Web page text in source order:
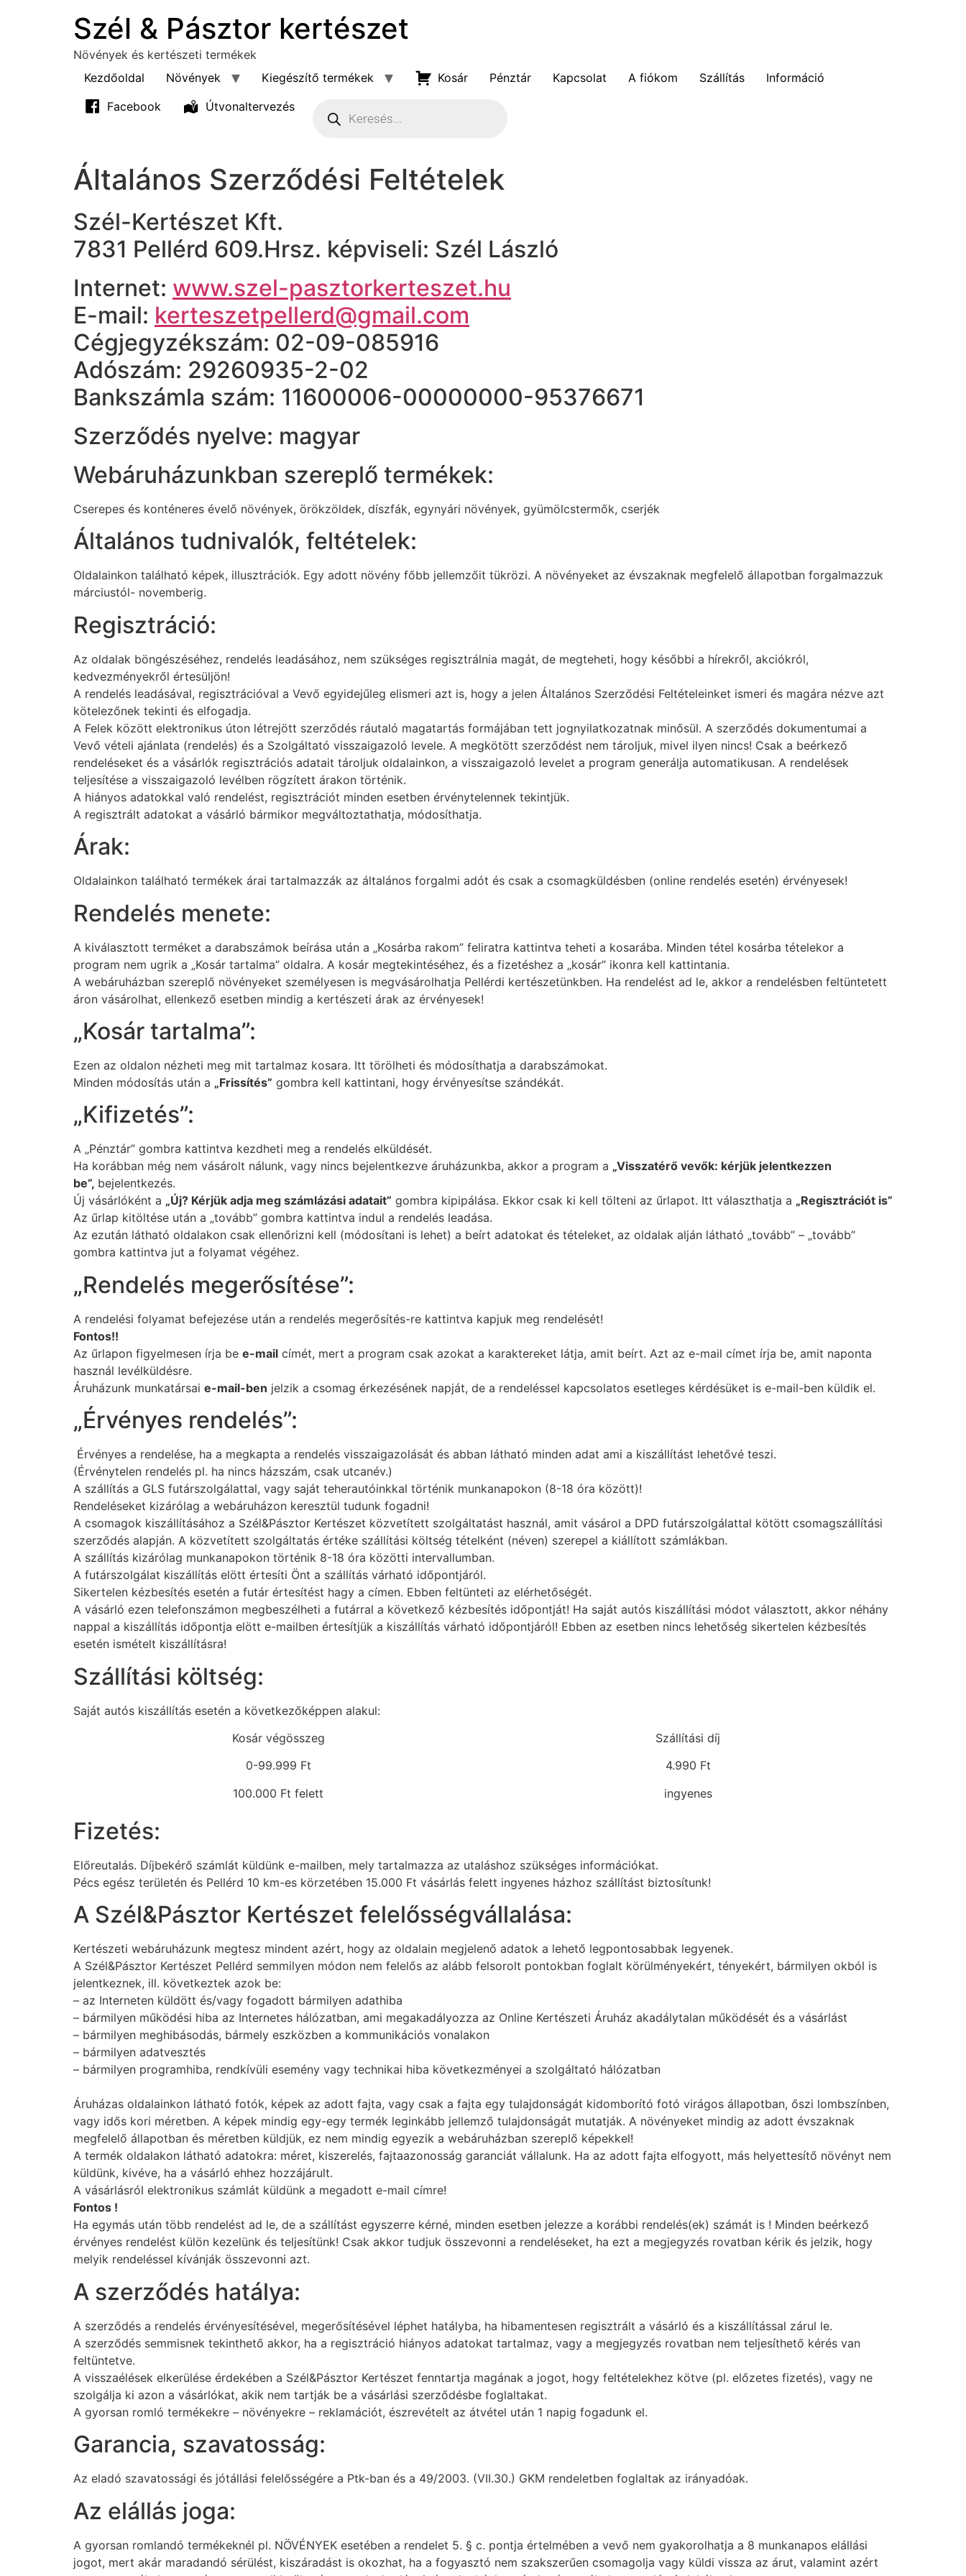
Szél & Pásztor kertészet
Növények és kertészeti termékek
Kezdőoldal
Növények Kiegészítő termékek Kosár Pénztár Kapcsolat A fiókom Szállítás
Információ
Facebook
Útvonaltervezés
Általános Szerződési Feltételek
Szél-Kertészet Kft.
7831 Pellérd 609.Hrsz. képviseli: Szél László
Internet: www.szel-pasztorkerteszet.hu
E-mail: kerteszetpellerd@gmail.com
Cégjegyzékszám: 02-09-085916
Adószám: 29260935-2-02
Bankszámla szám: 11600006-00000000-95376671
Szerződés nyelve: magyar
Webáruházunkban szereplő termékek:
Cserepes és konténeres évelő növények, örökzöldek, díszfák, egynyári növények, gyümölcstermők, cserjék
Általános tudnivalók, feltételek:
Oldalainkon található képek, illusztrációk. Egy adott növény főbb jellemzőit tükrözi. A növényeket az évszaknak megfelelő állapotban forgalmazzuk
márciustól- novemberig.
Regisztráció:
Az oldalak böngészéséhez, rendelés leadásához, nem szükséges regisztrálnia magát, de megteheti, hogy későbbi a hírekről, akciókról,
kedvezményekről értesüljön!
A rendelés leadásával, regisztrációval a Vevő egyidejűleg elismeri azt is, hogy a jelen Általános Szerződési Feltételeinket ismeri és magára nézve azt
kötelezőnek tekinti és elfogadja.
A Felek között elektronikus úton létrejött szerződés ráutaló magatartás formájában tett jognyilatkozatnak minősül. A szerződés dokumentumai a
Vevő vételi ajánlata (rendelés) és a Szolgáltató visszaigazoló levele. A megkötött szerződést nem tároljuk, mivel ilyen nincs! Csak a beérkező
rendeléseket és a vásárlók regisztrációs adatait tároljuk oldalainkon, a visszaigazoló levelet a program generálja automatikusan. A rendelések
teljesítése a visszaigazoló levélben rögzített árakon történik.
A hiányos adatokkal való rendelést, regisztrációt minden esetben érvénytelennek tekintjük.
A regisztrált adatokat a vásárló bármikor megváltoztathatja, módosíthatja.
Árak:
Oldalainkon található termékek árai tartalmazzák az általános forgalmi adót és csak a csomagküldésben (online rendelés esetén) érvényesek!
Rendelés menete:
A kiválasztott terméket a darabszámok beírása után a „Kosárba rakom” feliratra kattintva teheti a kosarába. Minden tétel kosárba tételekor a
program nem ugrik a „Kosár tartalma” oldalra. A kosár megtekintéséhez, és a fizetéshez a „kosár” ikonra kell kattintania.
A webáruházban szereplő növényeket személyesen is megvásárolhatja Pellérdi kertészetünkben. Ha rendelést ad le, akkor a rendelésben feltüntetett
áron vásárolhat, ellenkező esetben mindig a kertészeti árak az érvényesek!
„Kosár tartalma”:
Ezen az oldalon nézheti meg mit tartalmaz kosara. Itt törölheti és módosíthatja a darabszámokat.
Minden módosítás után a „Frissítés” gombra kell kattintani, hogy érvényesítse szándékát.
„Kifizetés”:
A „Pénztár” gombra kattintva kezdheti meg a rendelés elküldését.
Ha korábban még nem vásárolt nálunk, vagy nincs bejelentkezve áruházunkba, akkor a program a „Visszatérő vevők: kérjük jelentkezzen
be”, bejelentkezés.
Új vásárlóként a „Új? Kérjük adja meg számlázási adatait” gombra kipipálása. Ekkor csak ki kell tölteni az űrlapot. Itt választhatja a „Regisztrációt is”
Az űrlap kitöltése után a „tovább” gombra kattintva indul a rendelés leadása.
Az ezután látható oldalakon csak ellenőrizni kell (módosítani is lehet) a beírt adatokat és tételeket, az oldalak alján látható „tovább” – „tovább”
gombra kattintva jut a folyamat végéhez.
„Rendelés megerősítése”:
A rendelési folyamat befejezése után a rendelés megerősítés-re kattintva kapjuk meg rendelését!
Fontos!!
Az űrlapon figyelmesen írja be e-mail címét, mert a program csak azokat a karaktereket látja, amit beírt. Azt az e-mail címet írja be, amit naponta
használ levélküldésre.
Áruházunk munkatársai e-mail-ben jelzik a csomag érkezésének napját, de a rendeléssel kapcsolatos esetleges kérdésüket is e-mail-ben küldik el.
„Érvényes rendelés”:
Érvényes a rendelése, ha a megkapta a rendelés visszaigazolását és abban látható minden adat ami a kiszállítást lehetővé teszi.
(Érvénytelen rendelés pl. ha nincs házszám, csak utcanév.)
A szállítás a GLS futárszolgálattal, vagy saját teherautóinkkal történik munkanapokon (8-18 óra között)!
Rendeléseket kizárólag a webáruházon keresztül tudunk fogadni!
A csomagok kiszállításához a Szél&Pásztor Kertészet közvetített szolgáltatást használ, amit vásárol a DPD futárszolgálattal kötött csomagszállítási
szerződés alapján. A közvetített szolgáltatás értéke szállítási költség tételként (néven) szerepel a kiállított számlákban.
A szállítás kizárólag munkanapokon történik 8-18 óra közötti intervallumban.
A futárszolgálat kiszállítás elött értesíti Önt a szállítás várható időpontjáról.
Sikertelen kézbesítés esetén a futár értesítést hagy a címen. Ebben feltünteti az elérhetőségét.
A vásárló ezen telefonszámon megbeszélheti a futárral a következő kézbesítés időpontját! Ha saját autós kiszállítási módot választott, akkor néhány
nappal a kiszállítás időpontja elött e-mailben értesítjük a kiszállítás várható időpontjáról! Ebben az esetben nincs lehetőség sikertelen kézbesítés
esetén ismételt kiszállításra!
Szállítási költség:
Saját autós kiszállítás esetén a következőképpen alakul:
Kosár végösszeg
Szállítási díj
0-99.999 Ft
4.990 Ft
100.000 Ft felett
ingyenes
Fizetés:
Előreutalás. Díjbekérő számlát küldünk e-mailben, mely tartalmazza az utaláshoz szükséges információkat.
Pécs egész területén és Pellérd 10 km-es körzetében 15.000 Ft vásárlás felett ingyenes házhoz szállítást biztosítunk!
A Szél&Pásztor Kertészet felelősségvállalása:
Kertészeti webáruházunk megtesz mindent azért, hogy az oldalain megjelenő adatok a lehető legpontosabbak legyenek.
A Szél&Pásztor Kertészet Pellérd semmilyen módon nem felelős az alább felsorolt pontokban foglalt körülményekért, tényekért, bármilyen okból is
jelentkeznek, ill. következtek azok be:
– az Interneten küldött és/vagy fogadott bármilyen adathiba
– bármilyen működési hiba az Internetes hálózatban, ami megakadályozza az Online Kertészeti Áruház akadálytalan működését és a vásárlást
– bármilyen meghibásodás, bármely eszközben a kommunikációs vonalakon
– bármilyen adatvesztés
– bármilyen programhiba, rendkívüli esemény vagy technikai hiba következményei a szolgáltató hálózatban
Áruházas oldalainkon látható fotók, képek az adott fajta, vagy csak a fajta egy tulajdonságát kidomborító fotó virágos állapotban, őszi lombszínben,
vagy idős kori méretben. A képek mindig egy-egy termék leginkább jellemző tulajdonságát mutatják. A növényeket mindig az adott évszaknak
megfelelő állapotban és méretben küldjük, ez nem mindig egyezik a webáruházban szereplő képekkel!
A termék oldalakon látható adatokra: méret, kiszerelés, fajtaazonosság garanciát vállalunk. Ha az adott fajta elfogyott, más helyettesítő növényt nem
küldünk, kivéve, ha a vásárló ehhez hozzájárult.
A vásárlásról elektronikus számlát küldünk a megadott e-mail címre!
Fontos !
Ha egymás után több rendelést ad le, de a szállítást egyszerre kérné, minden esetben jelezze a korábbi rendelés(ek) számát is ! Minden beérkező
érvényes rendelést külön kezelünk és teljesítünk! Csak akkor tudjuk összevonni a rendeléseket, ha ezt a megjegyzés rovatban kérik és jelzik, hogy
melyik rendeléssel kívánják összevonni azt.
A szerződés hatálya:
A szerződés a rendelés érvényesítésével, megerősítésével léphet hatályba, ha hibamentesen regisztrált a vásárló és a kiszállítással zárul le.
A szerződés semmisnek tekinthető akkor, ha a regisztráció hiányos adatokat tartalmaz, vagy a megjegyzés rovatban nem teljesíthető kérés van
feltüntetve.
A visszaélések elkerülése érdekében a Szél&Pásztor Kertészet fenntartja magának a jogot, hogy feltételekhez kötve (pl. előzetes fizetés), vagy ne
szolgálja ki azon a vásárlókat, akik nem tartják be a vásárlási szerződésbe foglaltakat.
A gyorsan romló termékekre – növényekre – reklamációt, észrevételt az átvétel után 1 napig fogadunk el.
Garancia, szavatosság:
Az eladó szavatossági és jótállási felelősségére a Ptk-ban és a 49/2003. (VII.30.) GKM rendeletben foglaltak az irányadóak.
Az elállás joga:
A gyorsan romlandó termékeknél pl. NÖVÉNYEK esetében a rendelet 5. § c. pontja értelmében a vevő nem gyakorolhatja a 8 munkanapos elállási
jogot, mert akár maradandó sérülést, kiszáradást is okozhat, ha a fogyasztó nem szakszerűen csomagolja vagy küldi vissza az árut, valamint azért